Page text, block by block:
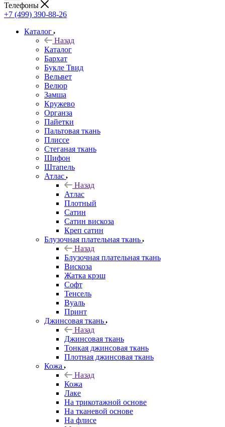
Телефоны
+7 (499) 390-88-26
Каталог
Назад
Каталог
Бархат
Букле Твид
Вельвет
Велюр
Замша
Кружево
Органза
Пайетки
Пальтовая ткань
Плиссе
Стеганая ткань
Шифон
Штапель
Атлас
Назад
Атлас
Плотный
Сатин
Сатин вискоза
Креп сатин
Блузочная плательная ткань
Назад
Блузочная плательная ткань
Вискоза
Жатка крэш
Софт
Тенсель
Вуаль
Принт
Джинсовая ткань
Назад
Джинсовая ткань
Тонкая джинсовая ткань
Плотная джинсовая ткань
Кожа
Назад
Кожа
Лаке
На трикотажной основе
На тканевой основе
На флисе